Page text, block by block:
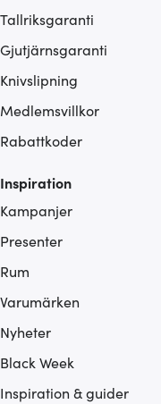
Tallriksgaranti
Gjutjärnsgaranti
Knivslipning
Medlemsvillkor
Rabattkoder
Inspiration
Kampanjer
Presenter
Rum
Varumärken
Nyheter
Black Week
Inspiration & guider